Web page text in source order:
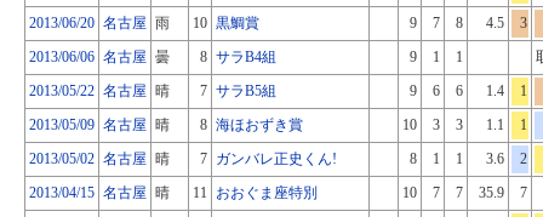
2013/06/20 名古屋 雨 10 黒鯛賞 9 7 8 4.5
3
2013/06/06 名古屋 曇 8 サラB4組 9 1 1
2013/05/22 名古屋 晴 7 サラB5組 9 6 6 1.4
1
2013/05/09 名古屋 晴 8 海ほおずき賞 10 3 3 1.1
1
2013/05/02 名古屋 晴 7 ガンバレ正史くん! 8 1 1 3.6
2
2013/04/15 名古屋 晴 11 おおぐま座特別 10 7 7 35.9
7